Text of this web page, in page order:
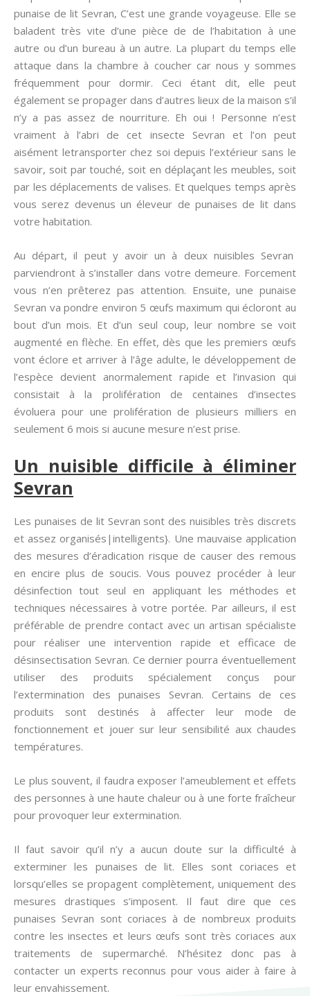
punaise de lit Sevran, C’est une grande voyageuse. Elle se
baladent très vite d’une pièce de de l’habitation à une
autre ou d’un bureau à un autre. La plupart du temps elle
attaque dans la chambre à coucher car nous y sommes
fréquemment pour dormir. Ceci étant dit, elle peut
également se propager dans d’autres lieux de la maison s’il
n’y a pas assez de nourriture. Eh oui ! Personne n’est
vraiment à l’abri de cet insecte Sevran et l’on peut
aisément letransporter chez soi depuis l’extérieur sans le
savoir, soit par touché, soit en déplaçant les meubles, soit
par les déplacements de valises. Et quelques temps après
vous serez devenus un éleveur de punaises de lit dans
votre habitation.
Au départ, il peut y avoir un à deux nuisibles Sevran
parviendront à s’installer dans votre demeure. Forcement
vous n’en prêterez pas attention. Ensuite, une punaise
Sevran va pondre environ 5 œufs maximum qui écloront au
bout d’un mois. Et d’un seul coup, leur nombre se voit
augmenté en flèche. En effet, dès que les premiers œufs
vont éclore et arriver à l’âge adulte, le développement de
l’espèce devient anormalement rapide et l’invasion qui
consistait à la prolifération de centaines d’insectes
évoluera pour une prolifération de plusieurs milliers en
seulement 6 mois si aucune mesure n’est prise.
Un nuisible difficile à éliminer
Sevran
Les punaises de lit Sevran sont des nuisibles très discrets
et assez organisés|intelligents}. Une mauvaise application
des mesures d’éradication risque de causer des remous
en encire plus de soucis. Vous pouvez procéder à leur
désinfection tout seul en appliquant les méthodes et
techniques nécessaires à votre portée. Par ailleurs, il est
préférable de prendre contact avec un artisan spécialiste
pour réaliser une intervention rapide et efficace de
désinsectisation Sevran. Ce dernier pourra éventuellement
utiliser des produits spécialement conçus pour
l’extermination des punaises Sevran. Certains de ces
produits sont destinés à affecter leur mode de
fonctionnement et jouer sur leur sensibilité aux chaudes
températures.
Le plus souvent, il faudra exposer l’ameublement et effets
des personnes à une haute chaleur ou à une forte fraîcheur
pour provoquer leur extermination.
Il faut savoir qu’il n’y a aucun doute sur la difficulté à
exterminer les punaises de lit. Elles sont coriaces et
lorsqu’elles se propagent complètement, uniquement des
mesures drastiques s’imposent. Il faut dire que ces
punaises Sevran sont coriaces à de nombreux produits
contre les insectes et leurs œufs sont très coriaces aux
traitements de supermarché. N’hésitez donc pas à
contacter un experts reconnus pour vous aider à faire à
leur envahissement.